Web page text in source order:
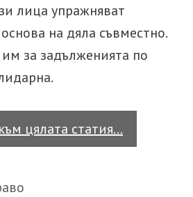
лица упражняват
на дяла съвместно.
за задълженията по
цялата статия…
с